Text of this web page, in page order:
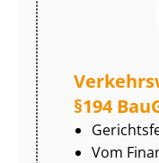
§194
Vom